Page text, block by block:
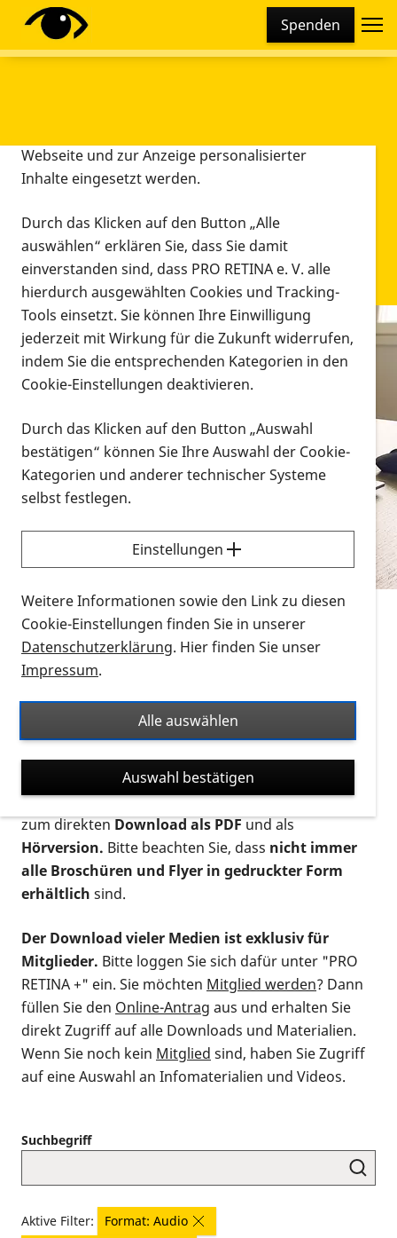
Spenden
Infomaterial
Infomaterial
Vorlesen
Alle Infomaterialien in verschiedenen
Formaten an einem Ort
Sie möchten wissen, wie Sie nach Infonmaterial
suchen und dieses bestellen bzw. herunterladen
können? Schauen Sie sich dieErklärvideos zum
Thema Infomaterial auf der PRO RETINA-Website
für blinde und sehbehinderte Menschen an.
Auf dieser Seite finden Sie sämtliches Infomaterial
Ort. Nutzen Sie den Formatfilter, um ausschließlich
nach Flyern und Broschüren, Audios oder Videos zu
suchen. Die meisten Flyer und Broschüren werden in
verschiedenen Formaten angeboten: zur
postalischen Bestellung als gedruckte Variante
zum direktenDownload als PDFund als
Hörversion. Bitte beachten Sie, dass nicht immer
alle Broschüren und Flyer in gedruckter Form
erhältlich sind.
Der Download vieler Medien ist exklusiv für
Mitglieder. Bitte loggen Sie sich dafür unter "PRO
RETINA +" ein. Sie möchten Mitglied werden? Dann
füllen Sie den Online-Antrag aus und erhalten Sie
direkt Zugriff auf alle Downloads und Materialien.
Wenn Sie noch kein Mitglied sind, haben Sie Zugriff
auf eine Auswahl an Infomaterialien und Videos.
Suchbegriff
Aktive Filter:
Format: Audio
Diese Webseite setzt verschiedene Cookies und
Tracking-Tools ein. Dies beinhaltet Cookies und
Webseite und zur Anzeige personalisierter
Inhalte eingesetzt werden.
Durch das Klicken auf den Button „Alle
auswählen“ erklären Sie, dass Sie damit
einverstanden sind, dass PRO RETINA e. V. alle
hierdurch ausgewählten Cookies und Tracking-
Tools einsetzt. Sie können Ihre Einwilligung
jederzeit mit Wirkung für die Zukunft widerrufen,
indem Sie die entsprechenden Kategorien in den
Cookie-Einstellungen deaktivieren.
Durch das Klicken auf den Button „Auswahl
bestätigen“ können Sie Ihre Auswahl der Cookie-
Kategorien und anderer technischer Systeme
selbst festlegen.
Einstellungen
Weitere Informationen sowie den Link zu diesen
Cookie-Einstellungen finden Sie in unserer
Datenschutzerklärung. Hier finden Sie unser
Impressum.
Alle auswählen
Auswahl bestätigen